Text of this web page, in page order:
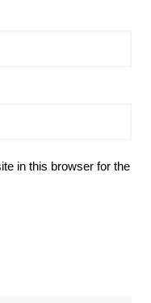
in this browser for the